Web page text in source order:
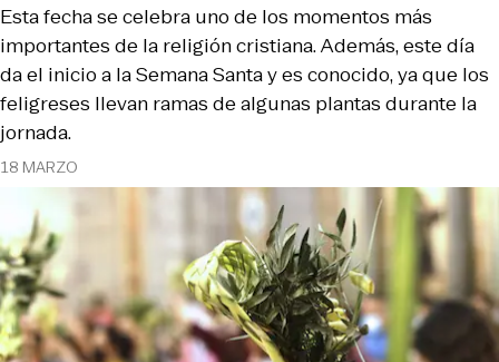
18 MARZO
Esta fecha se celebra uno de los momentos más
importantes de la religión cristiana. Además, este día
da el inicio a la Semana Santa y es conocido, ya que los
feligreses llevan ramas de algunas plantas durante la
jornada.